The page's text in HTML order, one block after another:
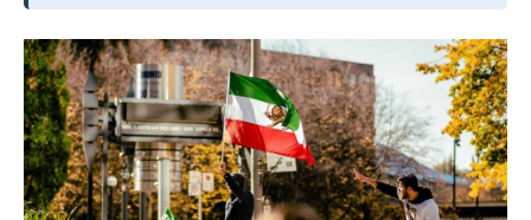
ВОДНЫЕ ВИДЫ СПОРТА
ХОККЕЙ С МЯЧОМ
ОБРАЗОВАНИЕ
ПРОИСШЕСТВИЯ